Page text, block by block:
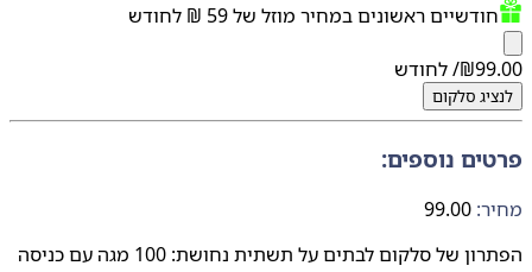
ראשונים במחיר מוזל של 59 ₪ לחודש
₪/ לחודש
סלקום
נוספים:
99.00
הפתרון של סלקום לבתים על תשתית נחושת: 100 מגה עם כניסה